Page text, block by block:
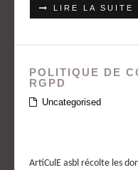
LIRE LA SUITE
POLITIQUE DE
RGPD
Uncategorised
ArtiCulE asbl récolte les